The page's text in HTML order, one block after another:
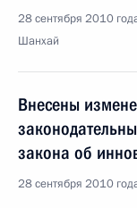
28 сентября 2010
Шанхай
Внесены
закона об
28 сентября 2010